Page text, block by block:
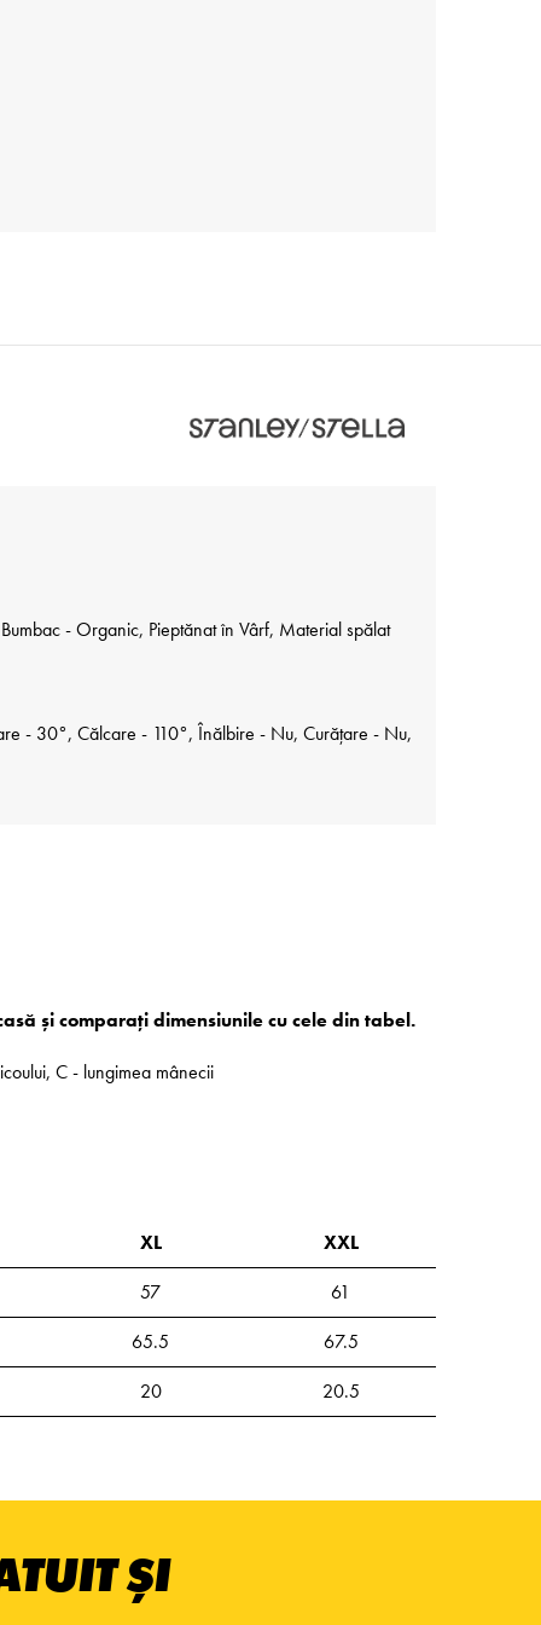
- Organic, Pieptănat în Vârf, Material spălat
- 30°, Călcare - 110°, Înălbire - Nu, Curățare - Nu,
și comparați dimensiunile cu cele din tabel.
C - lungimea mânecii
XL
XXL
57
61
65.5
67.5
20 20.5
ȘI